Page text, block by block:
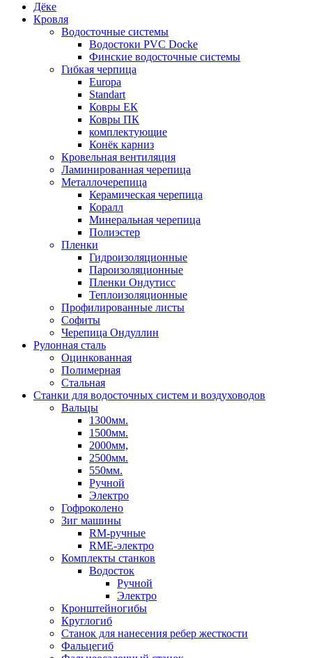
Дёке
Кровля
Водосточные системы
Водостоки PVC Docke
Финские водосточные системы
Гибкая черпица
Europa
Standart
Ковры ЕК
Ковры ПК
комплектующие
Конёк карниз
Кровельная вентиляция
Ламинированная черепица
Металлочерепица
Керамическая черепица
Коралл
Минеральная черепица
Полиэстер
Пленки
Гидроизоляционные
Пароизоляционные
Пленки Ондутисс
Теплоизоляционные
Профилированные листы
Софиты
Черепица Ондуллин
Рулонная сталь
Оцинкованная
Полимерная
Стальная
Станки для водосточных систем и воздуховодов
Вальцы
1300мм.
1500мм.
2000мм,
2500мм.
550мм.
Ручной
Электро
Гофроколено
Зиг машины
RM-ручные
RME-электро
Комплекты станков
Водосток
Ручной
Электро
Кронштейногибы
Круглогиб
Станок для нанесения ребер жесткости
Фальцегиб